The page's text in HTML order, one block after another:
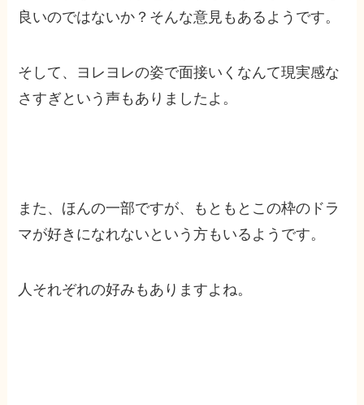
良いのではないか？そんな意見もあるようです。
そして、ヨレヨレの姿で面接いくなんて現実感な
さすぎという声もありましたよ。
また、ほんの一部ですが、もともとこの枠のドラ
マが好きになれないという方もいるようです。
人それぞれの好みもありますよね。